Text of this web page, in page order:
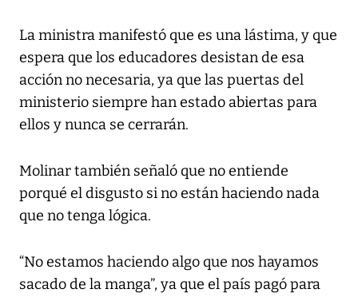
La ministra manifestó que es una lástima, y que
espera que los educadores desistan de esa
acción no necesaria, ya que las puertas del
ministerio siempre han estado abiertas para
ellos y nunca se cerrarán.
Molinar también señaló que no entiende
porqué el disgusto si no están haciendo nada
que no tenga lógica.
“No estamos haciendo algo que nos hayamos
sacado de la manga”, ya que el país pagó para